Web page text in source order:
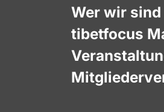
Wer wir sind
tibetfocus